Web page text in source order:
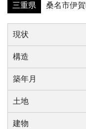
三重県 桑名市伊
現状
構造
築年⽉
⼟地
建物